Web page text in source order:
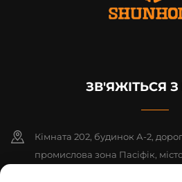
ЗВ'ЯЖІТЬСЯ
Кімната 202, будинок А-2,
промислова зона Пасіфік,